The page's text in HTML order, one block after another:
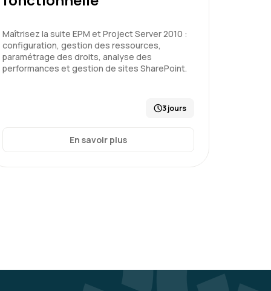
besoins de chacun. Je m’attendais à
jours, qui aborde d'abord le projet, puis
Maîtrisez la suite EPM et Project Server 2010 :
configuration, gestion des ressources,
paramétrage des droits, analyse des
performances et gestion de sites SharePoint.
3 jours
En savoir plus